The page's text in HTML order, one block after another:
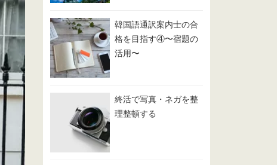
韓国語通訳案内士の合
格を目指す④〜宿題の
活用〜
終活で写真・ネガを整
理整頓する